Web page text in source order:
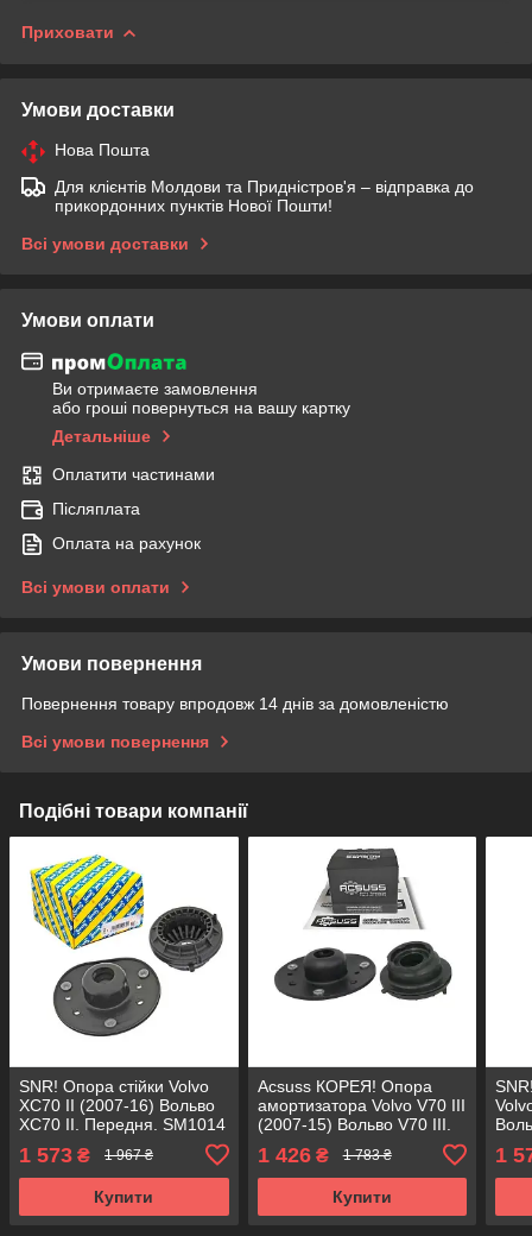
Приховати
Умови доставки
Нова Пошта
Для клієнтів Молдови та Придністров'я – відправка до
прикордонних пунктів Нової Пошти!
Всі умови доставки
Умови оплати
Ви отримаєте замовлення
або гроші повернуться на вашу картку
Детальніше
Оплатити частинами
Післяплата
Оплата на рахунок
Всі умови оплати
Умови повернення
Повернення товару впродовж 14 днів за домовленістю
Всі умови повернення
Подібні товари компанії
SNR! Опора стійки Volvo
XC70 II (2007-16) Вольво
XC70 II. Передня. SM1014
VKDA35430
1 573 ₴ 1 967 ₴
Купити
Acsuss КОРЕЯ! Опора
амортизатора Volvo V70 III
(2007-15) Вольво V70 III.
803053 , KB652.30 ,
VKDA35430
1 426₴ 1 783 ₴
Купити
1